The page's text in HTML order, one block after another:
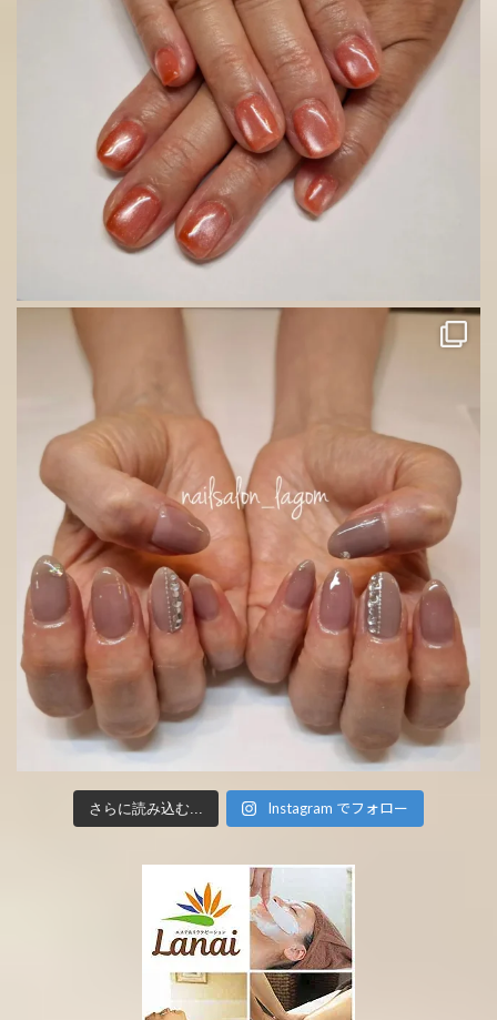
さらに読み込む... Instagram でフォロー